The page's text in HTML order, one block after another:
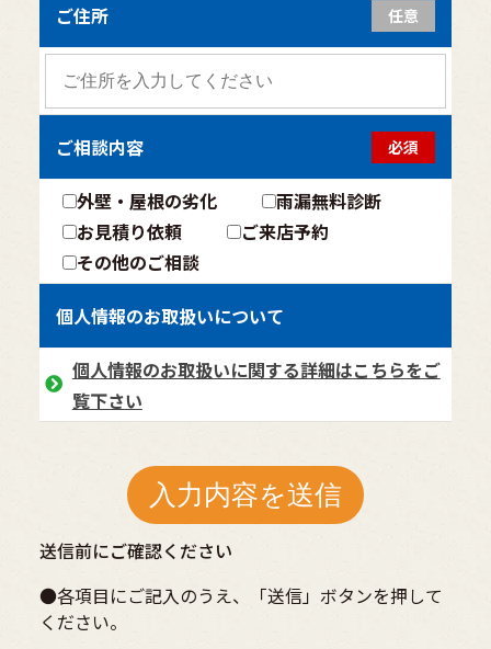
ご住所 任意
ご相談内容 必須
外壁・屋根の劣化
雨漏無料診断
お見積り依頼
ご来店予約
その他のご相談
個人情報のお取扱いについて
個人情報のお取扱いに関する詳細はこちらをご
覧下さい
送信前にご確認ください
●各項目にご記入のうえ、「送信」ボタンを押して
ください。